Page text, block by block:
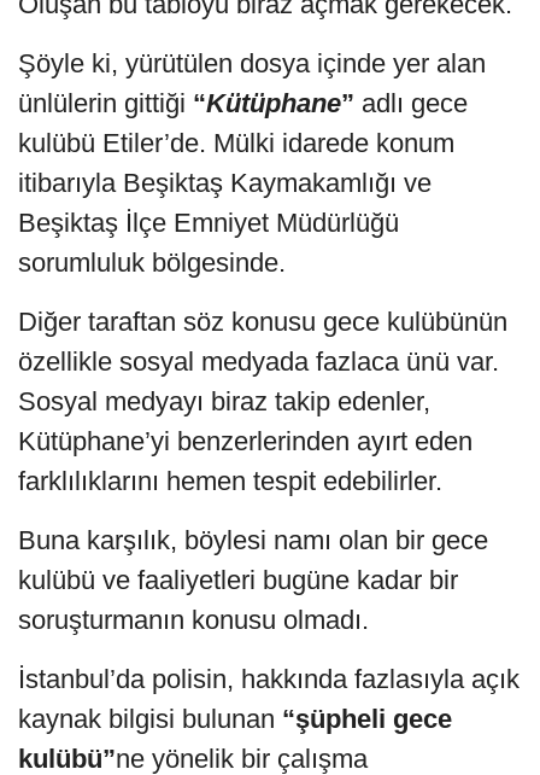
Şöyle ki, yürütülen dosya içinde yer alan
ünlülerin gittiği “Kütüphane” adlı gece
kulübü Etiler’de. Mülki idarede konum
itibarıyla Beşiktaş Kaymakamlığı ve
Beşiktaş İlçe Emniyet Müdürlüğü
sorumluluk bölgesinde.
Diğer taraftan söz konusu gece kulübünün
özellikle sosyal medyada fazlaca ünü var.
Sosyal medyayı biraz takip edenler,
Kütüphane’yi benzerlerinden ayırt eden
farklılıklarını hemen tespit edebilirler.
Buna karşılık, böylesi namı olan bir gece
kulübü ve faaliyetleri bugüne kadar bir
soruşturmanın konusu olmadı.
İstanbul’da polisin, hakkında fazlasıyla açık
kaynak bilgisi bulunan “şüpheli gece
kulübü”ne yönelik bir çalışma